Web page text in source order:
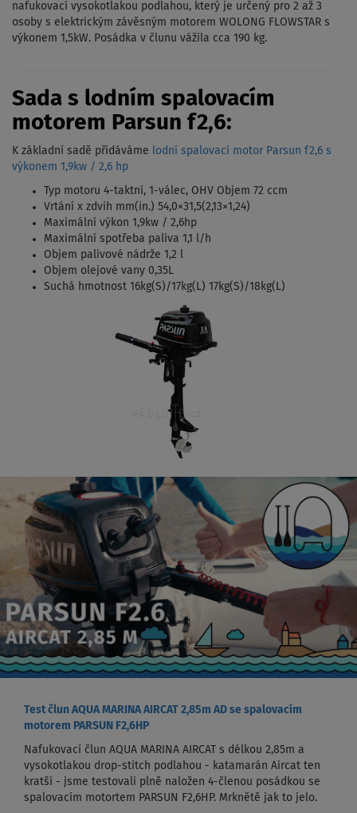
nafukovací vysokotlakou podlahou, který je určený pro 2 až 3
osoby s elektrickým závěsným motorem WOLONG FLOWSTAR s
výkonem 1,5kW. Posádka v člunu vážila cca 190 kg.
Sada s lodním spalovacím
motorem Parsun f2,6:
K základní sadě přidáváme lodní spalovací motor Parsun f2,6 s
výkonem 1,9kw / 2,6 hp
Typ motoru 4-taktní, 1-válec, OHV Objem 72 ccm
Vrtání x zdvih mm(in.) 54,0×31,5(2,13×1,24)
Maximální výkon 1,9kw / 2,6hp
Maximální spotřeba paliva 1,1 l/h
Objem palivové nádrže 1,2 l
Objem olejové vany 0,35L
Suchá hmotnost 16kg(S)/17kg(L) 17kg(S)/18kg(L)
Test člun AQUA MARINA AIRCAT 2,85m AD se spalovacím
motorem PARSUN F2,6HP
Nafukovací člun AQUA MARINA AIRCAT s délkou 2,85m a
vysokotlakou drop-stitch podlahou - katamarán Aircat ten
kratší - jsme testovali plně naložen 4-členou posádkou se
spalovacím motortem PARSUN F2,6HP. Mrknětě jak to jelo.